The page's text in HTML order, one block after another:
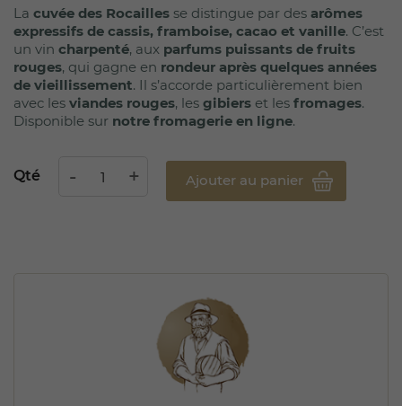
La cuvée des Rocailles se distingue par des arômes
expressifs de cassis, framboise, cacao et vanille. C’est
un vin charpenté, aux parfums puissants de fruits
rouges, qui gagne en rondeur après quelques années
de vieillissement. Il s’accorde particulièrement bien
avec les viandes rouges, les gibiers et les fromages.
Disponible sur notre fromagerie en ligne.
Qté Ajouter au panier